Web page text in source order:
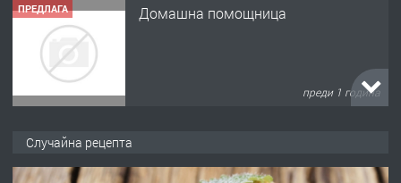
ПРЕДЛАГА Домашна помощница
преди 1 година
Случайна рецепта